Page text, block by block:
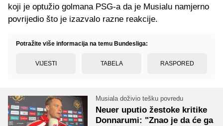
koji je optužio golmana PSG-a da je Musialu namjerno
povrijedio što je izazvalo razne reakcije.
Potražite više informacija na temu Bundesliga:
VIJESTI TABELA RASPORED
Musiala doživio tešku povredu
Neuer uputio žestoke kritike
Donnarumi: "Znao je da će ga